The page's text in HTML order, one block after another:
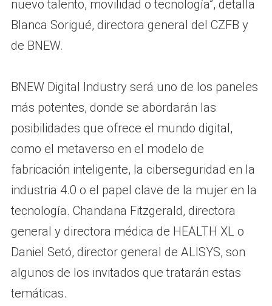
nuevo talento, movilidad o tecnología”, detalla
Blanca Sorigué, directora general del CZFB y
de BNEW.
BNEW Digital Industry será uno de los paneles
más potentes, donde se abordarán las
posibilidades que ofrece el mundo digital,
como el metaverso en el modelo de
fabricación inteligente, la ciberseguridad en la
industria 4.0 o el papel clave de la mujer en la
tecnología. Chandana Fitzgerald, directora
general y directora médica de HEALTH XL o
Daniel Setó, director general de ALISYS, son
algunos de los invitados que tratarán estas
temáticas.